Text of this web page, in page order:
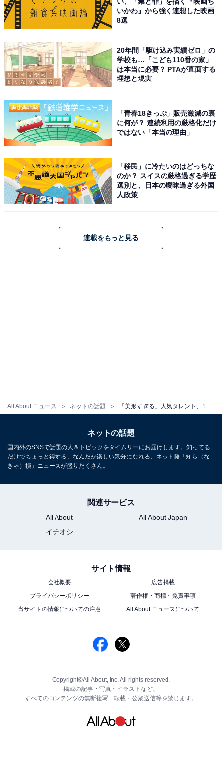
All About ニュース ネットの話題
い、「業と罪」を描く『映画ち
いかわ』から強く連想した映画
8選
20年間「駆け込み実績ゼロ」の
学校も…「こども110番の家」
は本当に必要？ PTAが直面する
理想と現実
「青春18きっぷ」販売激減の裏
に何が？ 連続利用の厳格化だけ
ではない「本当の理由」
「移民」に冷たいのはどっちな
のか？ スイスの厳格過ぎる学歴
選別と、日本の曖昧過ぎる外国
人政策
連載をもっと見る
ネットの話題
国内外のSNSで話題の人＆トピックをタイムリーにお届けします。知ってる
だけでちょっと得する、なんだか楽しい気分になれる、ネット発「知ら（な
きゃ）損」ニュースが盛りだくさん。
関連サービス
All About
All About Japan
イチオシ
サイト情報
会社概要
広告掲載
プライバシーポリシー
著作権・商標・免責事項
当サイトの情報についての注意
All About ニュースについて
Copyright©All About, Inc. All rights reserved.
掲載の記事・写真・イラストなど、
すべてのコンテンツの無断複写・転載・公衆送信等を禁じます。